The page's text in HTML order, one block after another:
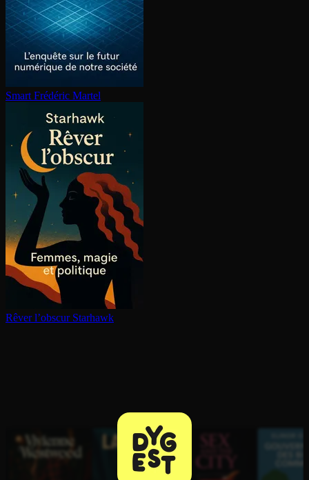
Smart Frédéric Martel
Rêver l’obscur Starhawk